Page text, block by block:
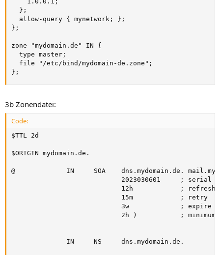
  };
  allow-query { mynetwork; };
};
zone "mydomain.de" IN {
  type master;
  file "/etc/bind/mydomain-de.zone";
};
3b Zonendatei:
Code:
$TTL 2d
$ORIGIN mydomain.de.
@             IN     SOA    dns.mydomain.de.
2023030601     ; serial
                            12h            ; refresh
                            15m            ; retry
                            3w             ; expire
2h )           ; minimum
              IN     NS     dns.mydomain.de.